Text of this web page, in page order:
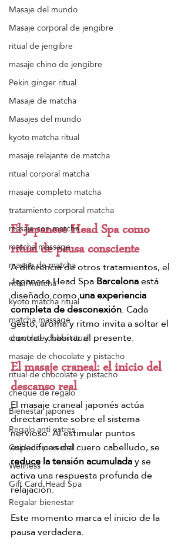
Masaje del mundo
Masaje corporal de jengibre
ritual de jengibre
masaje chino de jengibre
Pekín ginger ritual
Masaje de matcha
Masajes del mundo
kyoto matcha ritual
masaje relajante de matcha
ritual corporal matcha
masaje completo matcha
tratamiento corporal matcha
masaje con matcha
matcha massage
masaje de matcha
ritual matcha
kyoto matcha ritual
matcha massage
chocolate dubai ritual
masaje de chocolate y pistacho
ritual de chocolate y pistacho
cheque de regalo
Bienestar japones
Regalo anti estres
Cuidado personal
Wellness
Gift Card Head Spa
Regalar bienestar
El Japanese Head Spa como
ritual de pausa consciente
A diferencia de otros tratamientos, el
Japanese Head Spa Barcelona está
diseñado como una experiencia
completa de desconexión. Cada
gesto, aroma y ritmo invita a soltar el
control y habitar el presente.
El masaje craneal: el inicio del
descanso real
El masaje craneal japonés actúa
directamente sobre el sistema
nervioso. Al estimular puntos
específicos del cuero cabelludo, se
reduce la tensión acumulada y se
activa una respuesta profunda de
relajación.
Este momento marca el inicio de la
pausa verdadera.